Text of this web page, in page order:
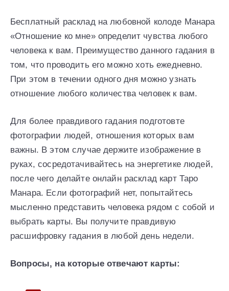
Бесплатный расклад на любовной колоде Манара
«Отношение ко мне» определит чувства любого
человека к вам. Преимущество данного гадания в
том, что проводить его можно хоть ежедневно.
При этом в течении одного дня можно узнать
отношение любого количества человек к вам.
Для более правдивого гадания подготовте
фотографии людей, отношения которых вам
важны. В этом случае держите изображение в
руках, сосредотачивайтесь на энергетике людей,
после чего делайте онлайн расклад карт Таро
Манара. Если фотографий нет, попытайтесь
мысленно представить человека рядом с собой и
выбрать карты. Вы получите правдивую
расшифровку гадания в любой день недели.
Вопросы, на которые отвечают карты: